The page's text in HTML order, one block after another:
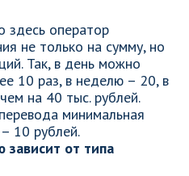
здесь оператор
не только на сумму, но
Так, в день можно
10 раз, в неделю – 20, в
на 40 тыс. рублей.
минимальная
10 рублей.
зависит от типа